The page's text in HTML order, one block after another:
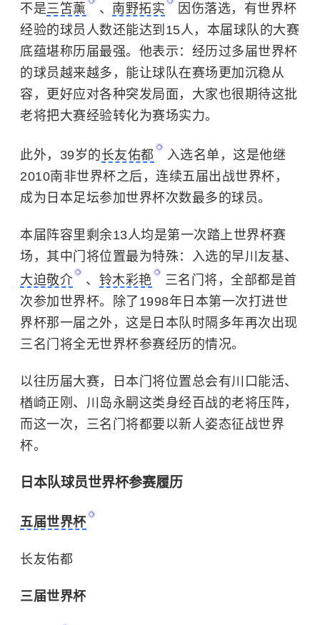
不是三笘薰 、 南野拓实
因伤落选，有世界杯
经验的球员人数还能达到15人，本届球队的大赛
底蕴堪称历届最强。他表示：经历过多届世界杯
的球员越来越多，能让球队在赛场更加沉稳从
容，更好应对各种突发局面，大家也很期待这批
老将把大赛经验转化为赛场实力。
此外，39岁的长友佑都
入选名单，这是他继
2010南非世界杯之后， 连续五届出战世界杯 ，
成为日本足坛参加世界杯次数最多的球员。
本届阵容里剩余13人均是第一次踏上世界杯赛
场，其中门将位置最为特殊：入选的早川友基、
大迫敬介
、 铃木彩艳 三名门将， 全部都是首
次参加世界杯。除了1998年日本第一次打进世
界杯那一届之外，这是日本队时隔多年再次出现
三名门将全无世界杯参赛经历的情况。
以往历届大赛，日本门将位置总会有川口能活、
楢崎正刚、川岛永嗣这类身经百战的老将压阵，
而这一次，三名门将都要以新人姿态征战世界
杯。
日本队球员世界杯参赛履历
五届世界杯
长友佑都
三届世界杯